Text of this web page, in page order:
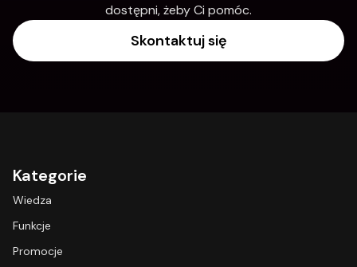
dostępni, żeby Ci pomóc.
Skontaktuj się
Kategorie
Wiedza
Funkcje
Promocje